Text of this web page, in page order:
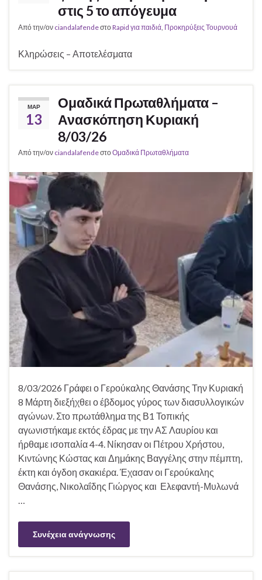
στις 5 το απόγευμα
Από την/ον ciandalafendeστοRapid για παιδιά, Προκηρύξεις Τουρνουά
Κληρώσεις – Αποτελέσματα
ΜΑΡ
13
Ομαδικά Πρωταθλήματα –
Ανασκόπηση Κυριακή
8/03/26
Από την/ον ciandalafendeστοΟμαδικά Πρωταθλήματα
8/03/2026 Γράφει ο Γερούκαλης Θανάσης Την Κυριακή
8 Μάρτη διεξήχθει ο έβδομος γύρος των διασυλλογικών
αγώνων. Στο πρωτάθλημα της Β1 Τοπικής
αγωνιστήκαμε εκτός έδρας με την ΑΣ Λαυρίου και
ήρθαμε ισοπαλία 4-4. Νίκησαν οι Πέτρου Χρήστου,
Κιντώνης Κώστας και Δημάκης Βαγγέλης στην πέμπτη,
έκτη και όγδοη σκακιέρα. Έχασαν οι Γερούκαλης
Θανάσης, Νικολαΐδης Γιώργος και Ελεφαντή-Μυλωνά
…
Συνέχεια ανάγνωσης